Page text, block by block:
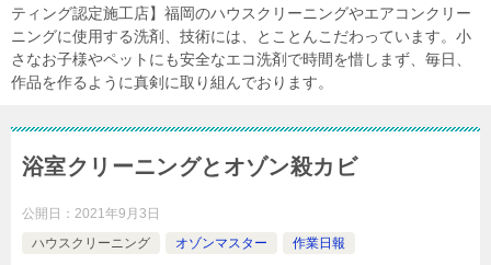
ティング認定施工店】福岡のハウスクリーニングやエアコンクリー
ニングに使用する洗剤、技術には、とことんこだわっています。小
さなお子様やペットにも安全なエコ洗剤で時間を惜しまず、毎日、
作品を作るように真剣に取り組んでおります。
浴室クリーニングとオゾン殺カビ
公開日： 2021年9月3日
ハウスクリーニング
オゾンマスター 作業日報